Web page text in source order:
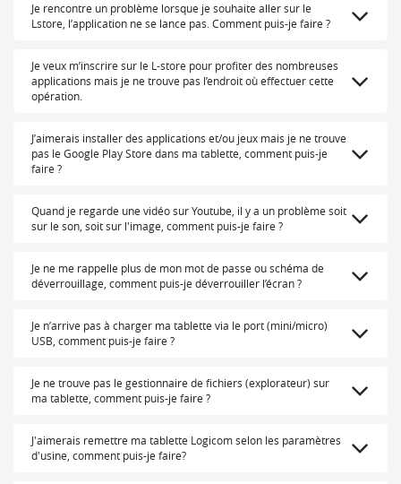
Je rencontre un problème lorsque je souhaite aller sur le
Lstore, l’application ne se lance pas. Comment puis-je faire ?
Je veux m’inscrire sur le L-store pour profiter des nombreuses
applications mais je ne trouve pas l’endroit où effectuer cette
opération.
J’aimerais installer des applications et/ou jeux mais je ne trouve
pas le Google Play Store dans ma tablette, comment puis-je
faire ?
Quand je regarde une vidéo sur Youtube, il y a un problème soit
sur le son, soit sur l'image, comment puis-je faire ?
Je ne me rappelle plus de mon mot de passe ou schéma de
déverrouillage, comment puis-je déverrouiller l’écran ?
Je n’arrive pas à charger ma tablette via le port (mini/micro)
USB, comment puis-je faire ?
Je ne trouve pas le gestionnaire de fichiers (explorateur) sur
ma tablette, comment puis-je faire ?
J'aimerais remettre ma tablette Logicom selon les paramètres
d'usine, comment puis-je faire?